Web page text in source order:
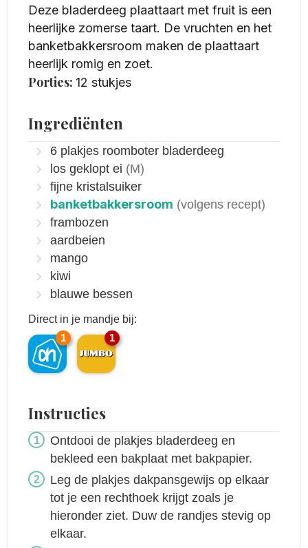
Deze bladerdeeg plaattaart met fruit is een
heerlijke zomerse taart. De vruchten en het
banketbakkersroom maken de plaattaart
heerlijk romig en zoet.
Porties: 12 stukjes
Ingrediënten
6 plakjes roomboter bladerdeeg
los geklopt ei (M)
fijne kristalsuiker
banketbakkersroom (volgens recept)
frambozen
aardbeien
mango
kiwi
blauwe bessen
Direct in je mandje bij:
1
1
Instructies
Ontdooi de plakjes bladerdeeg en
bekleed een bakplaat met bakpapier.
Leg de plakjes dakpansgewijs op elkaar
tot je een rechthoek krijgt zoals je
hieronder ziet. Duw de randjes stevig op
elkaar.